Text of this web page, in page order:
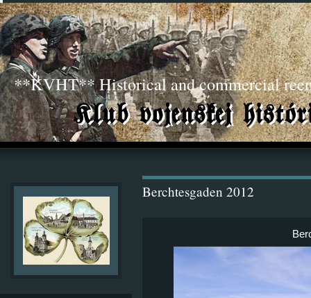
**KVHT** Historical and commercial
Berchtesgaden 2012